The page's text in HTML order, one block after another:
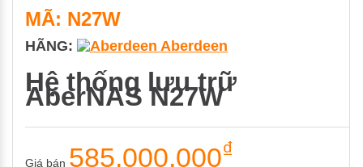
MÃ: N27W
HÃNG: Aberdeen
Hệ thống lưu trữ
AberNAS N27W
Giá bán 585,000,000₫